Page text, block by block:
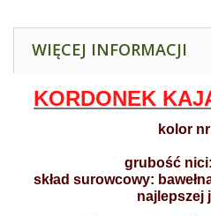
WIĘCEJ INFORMACJI
KORDONEK
kolor
grubość
skład surowcowy:
najlepszej